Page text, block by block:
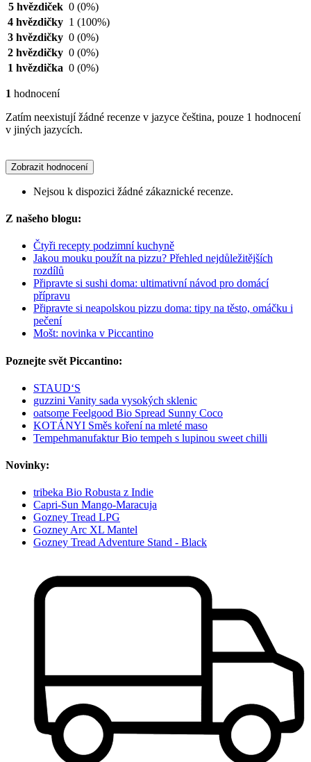
5 hvězdiček 0 (0%)
4 hvězdičky 1 (100%)
3 hvězdičky 0 (0%)
2 hvězdičky 0 (0%)
1 hvězdička 0 (0%)
1 hodnocení
Zatím neexistují žádné recenze v jazyce čeština, pouze 1 hodnocení
v jiných jazycích.
Zobrazit hodnocení
Nejsou k dispozici žádné zákaznické recenze.
Z našeho blogu:
Čtyři recepty podzimní kuchyně
Jakou mouku použít na pizzu? Přehled nejdůležitějších
rozdílů
Připravte si sushi doma: ultimativní návod pro domácí
přípravu
Připravte si neapolskou pizzu doma: tipy na těsto, omáčku i
pečení
Mošt: novinka v Piccantino
Poznejte svět Piccantino:
STAUD‘S
guzzini Vanity sada vysokých sklenic
oatsome Feelgood Bio Spread Sunny Coco
KOTÁNYI Směs koření na mleté maso
Tempehmanufaktur Bio tempeh s lupinou sweet chilli
Novinky:
tribeka Bio Robusta z Indie
Capri-Sun Mango-Maracuja
Gozney Tread LPG
Gozney Arc XL Mantel
Gozney Tread Adventure Stand - Black